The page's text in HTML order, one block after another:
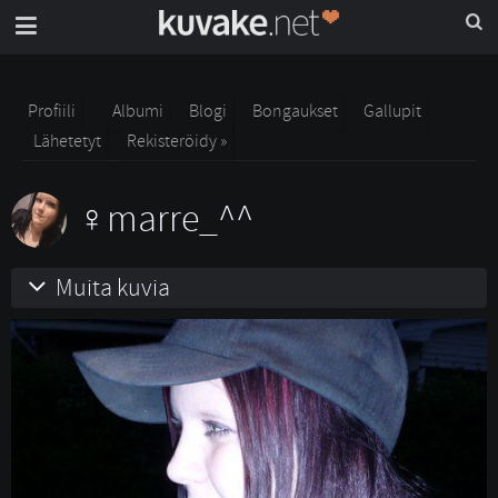
Profiili Albumi Blogi Bongaukset
Gallupit
Lähetetyt
Rekisteröidy »
marre_^^
Muita kuvia